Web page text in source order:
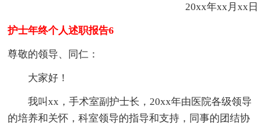
20xx年xx月xx日
护士年终个人述职报告6
尊敬的领导、同仁：
大家好！
我叫xx，手术室副护士长，20xx年由医院各级领导
的培养和关怀，科室领导的指导和支持，同事的团结协